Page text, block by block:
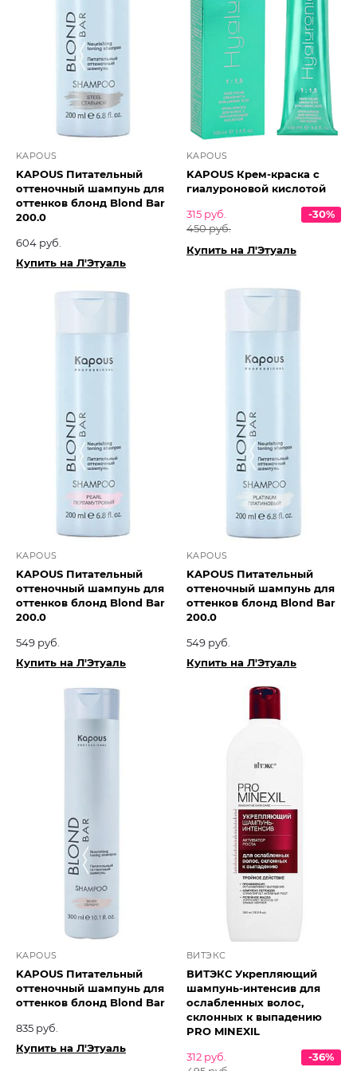
KAPOUS
KAPOUS Питательный
оттеночный шампунь для
оттенков блонд Blond Bar
200.0
604 руб.
Купить на Л'Этуаль
KAPOUS
KAPOUS Крем-краска с
гиалуроновой кислотой
315 руб.
450 руб.
-30%
Купить на Л'Этуаль
KAPOUS
KAPOUS Питательный
оттеночный шампунь для
оттенков блонд Blond Bar
200.0
549 руб.
Купить на Л'Этуаль
KAPOUS
KAPOUS Питательный
оттеночный шампунь для
оттенков блонд Blond Bar
200.0
549 руб.
Купить на Л'Этуаль
KAPOUS
KAPOUS Питательный
оттеночный шампунь для
оттенков блонд Blond Bar
835 руб.
Купить на Л'Этуаль
ВИТЭКС
ВИТЭКС Укрепляющий
шампунь-интенсив для
ослабленных волос,
склонных к выпадению
PRO MINEXIL
312 руб.
-36%